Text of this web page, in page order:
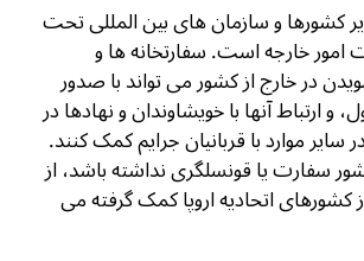
کشورها و سازمان های بین المللی تحت
امور خارجه است. سفارتخانه ها و
در خارج از کشور می تواند با صدور
و ارتباط آنها با خویشاوندان و نهادها در
موارد با قربانیان جرایم کمک کنند.
سفارت یا قونسلگری نداشته باشد، از
اتحادیه اروپا کمک گرفته می